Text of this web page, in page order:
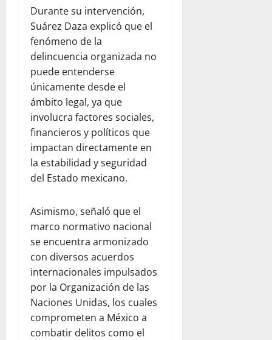
Durante su intervención,
Suárez Daza explicó que el
fenómeno de la
delincuencia organizada no
puede entenderse
únicamente desde el
ámbito legal, ya que
involucra factores sociales,
financieros y políticos que
impactan directamente en
la estabilidad y seguridad
del Estado mexicano.
Asimismo, señaló que el
marco normativo nacional
se encuentra armonizado
con diversos acuerdos
internacionales impulsados
por la Organización de las
Naciones Unidas, los cuales
comprometen a México a
combatir delitos como el